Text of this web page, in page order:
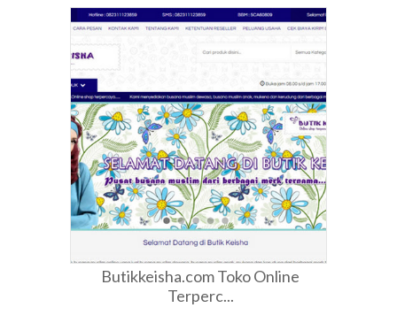
Butikkeisha.com Toko Online
Terperc...